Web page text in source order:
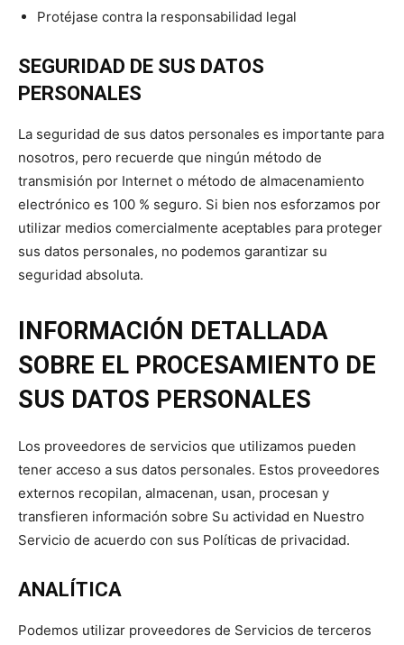
Protéjase contra la responsabilidad legal
SEGURIDAD DE SUS DATOS
PERSONALES
La seguridad de sus datos personales es importante para
nosotros, pero recuerde que ningún método de
transmisión por Internet o método de almacenamiento
electrónico es 100 % seguro. Si bien nos esforzamos por
utilizar medios comercialmente aceptables para proteger
sus datos personales, no podemos garantizar su
seguridad absoluta.
INFORMACIÓN DETALLADA
SOBRE EL PROCESAMIENTO DE
SUS DATOS PERSONALES
Los proveedores de servicios que utilizamos pueden
tener acceso a sus datos personales. Estos proveedores
externos recopilan, almacenan, usan, procesan y
transfieren información sobre Su actividad en Nuestro
Servicio de acuerdo con sus Políticas de privacidad.
ANALÍTICA
Podemos utilizar proveedores de Servicios de terceros